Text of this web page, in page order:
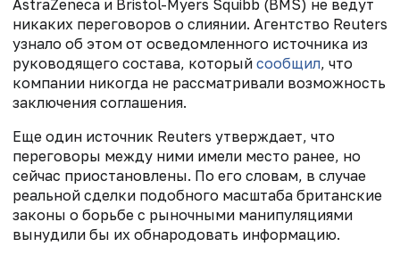
AstraZeneca и Bristol-Myers Squibb (BMS) не ведут
никаких переговоров о слиянии. Агентство Reuters
узнало об этом от осведомленного источника из
руководящего состава, который сообщил, что
компании никогда не рассматривали возможность
заключения соглашения.
Еще один источник Reuters утверждает, что
переговоры между ними имели место ранее, но
сейчас приостановлены. По его словам, в случае
реальной сделки подобного масштаба британские
законы о борьбе с рыночными манипуляциями
вынудили бы их обнародовать информацию.